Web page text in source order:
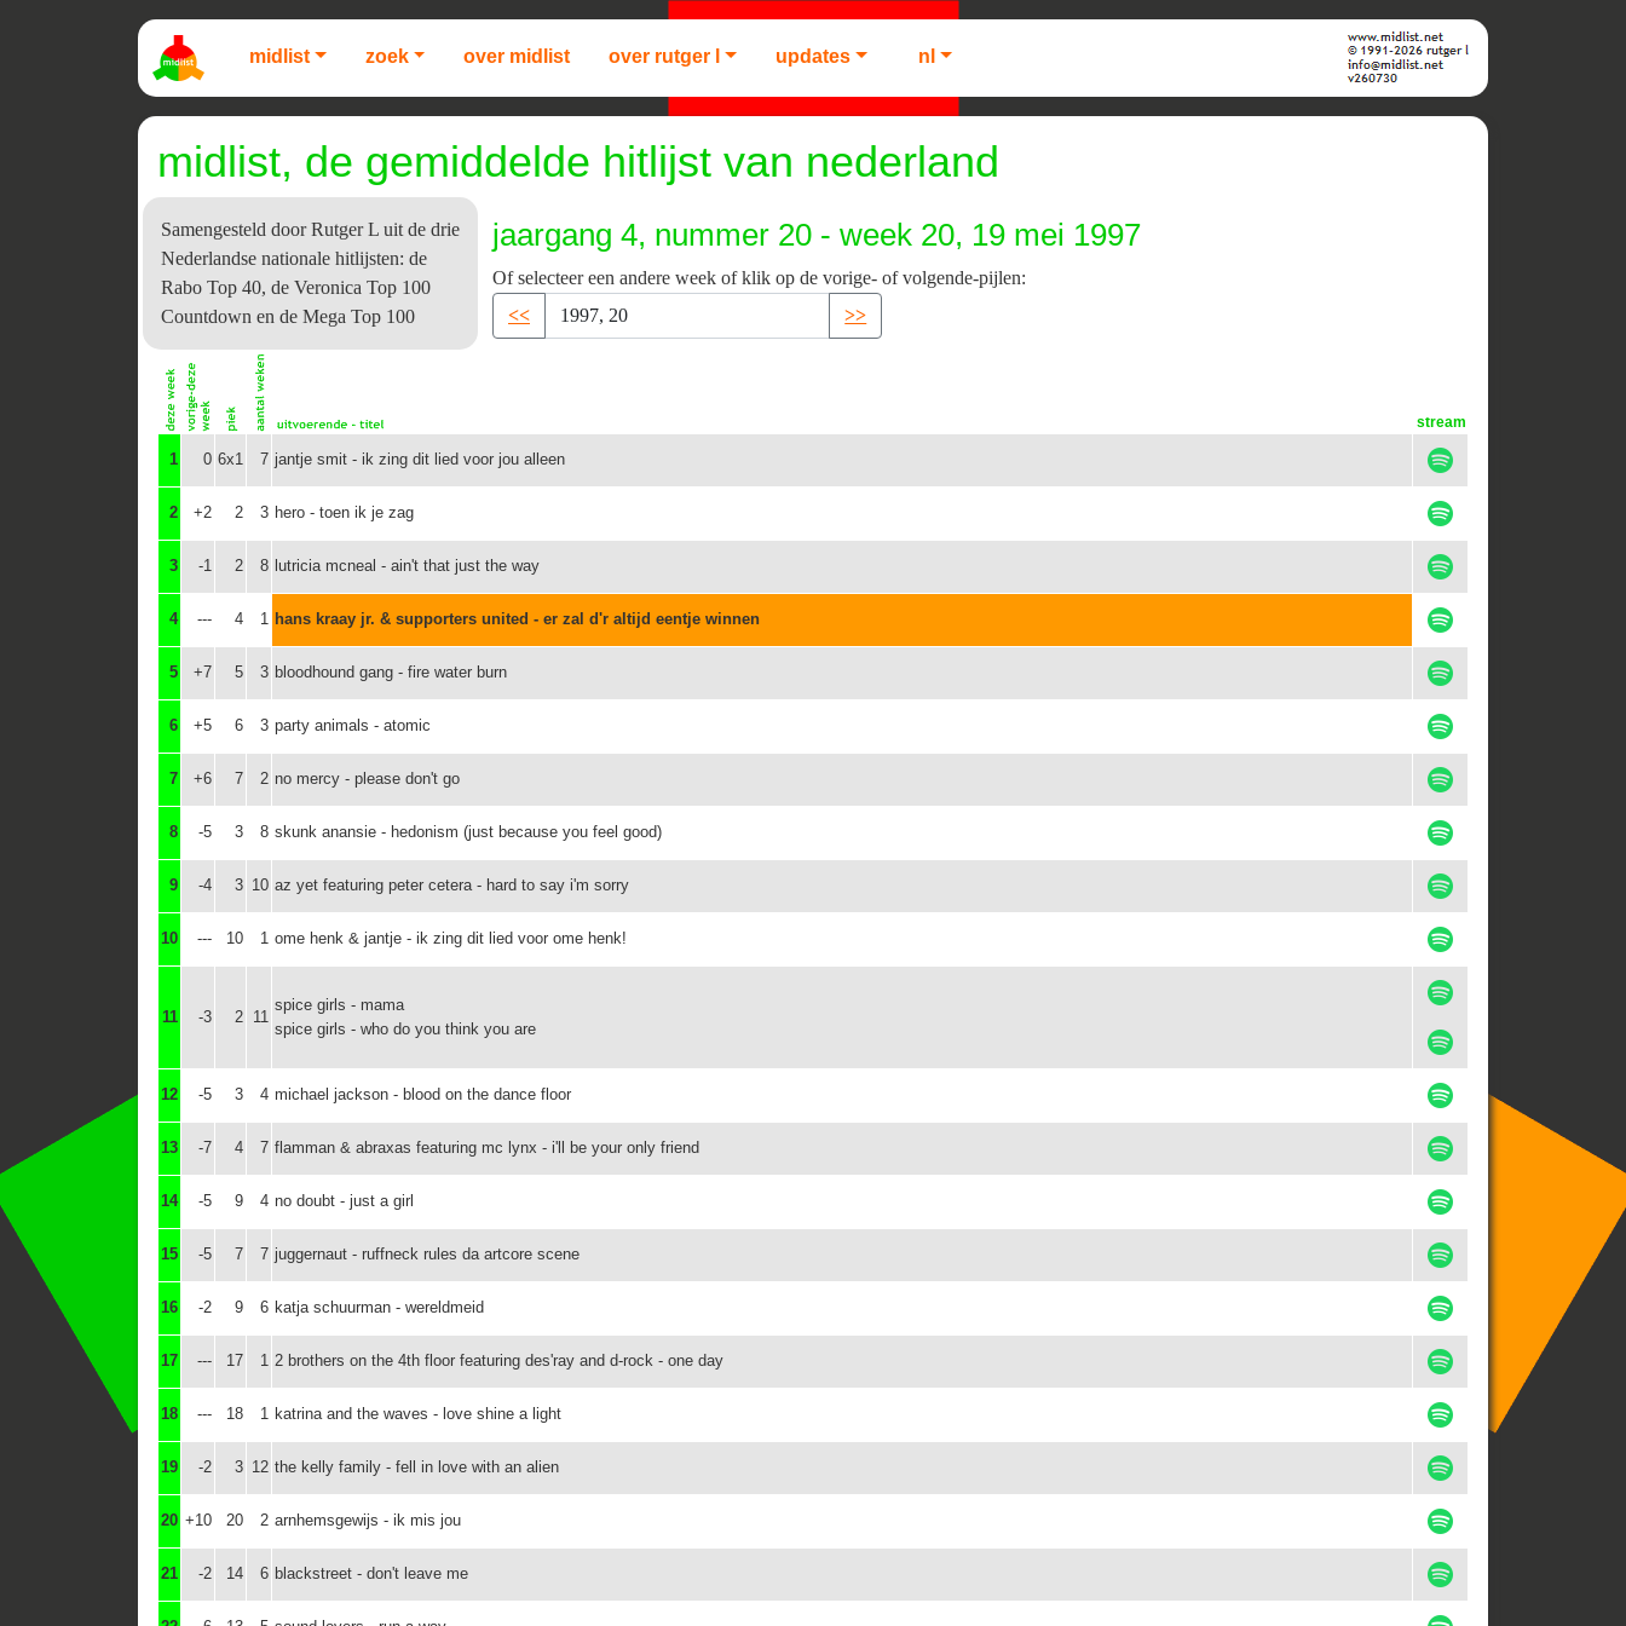
midlist zoek over midlist over rutger l updates nl
midlist, de gemiddelde hitlijst van nederland
Samengesteld door Rutger L uit de drie
Nederlandse nationale hitlijsten: de
Rabo Top 40, de Veronica Top 100
Countdown en de Mega Top 100
jaargang 4, nummer 20 - week 20, 19 mei 1997
Of selecteer een andere week of klik op de vorige- of volgende-pijlen:
<<
>>
stream
1 0 6x1 7 jantje smit - ik zing dit lied voor jou alleen
2 +2 2 3 hero - toen ik je zag
3 -1 2 8 lutricia mcneal - ain't that just the way
4 --- 4 1 hans kraay jr. & supporters united - er zal d'r altijd eentje winnen
5 +7 5 3 bloodhound gang - fire water burn
6 +5 6 3 party animals - atomic
7 +6 7 2 no mercy - please don't go
8 -5 3 8 skunk anansie - hedonism (just because you feel good)
9 -4 3 10 az yet featuring peter cetera - hard to say i'm sorry
10 --- 10 1 ome henk & jantje - ik zing dit lied voor ome henk!
11 -3 2 11
spice girls - mama
spice girls - who do you think you are
12 -5 3 4 michael jackson - blood on the dance floor
13 -7 4 7 flamman & abraxas featuring mc lynx - i'll be your only friend
14 -5 9 4 no doubt - just a girl
15 -5 7 7 juggernaut - ruffneck rules da artcore scene
16 -2 9 6 katja schuurman - wereldmeid
17 --- 17 1 2 brothers on the 4th floor featuring des'ray and d-rock - one day
18 --- 18 1 katrina and the waves - love shine a light
19 -2 3 12 the kelly family - fell in love with an alien
20 +10 20 2 arnhemsgewijs - ik mis jou
21 -2 14 6 blackstreet - don't leave me